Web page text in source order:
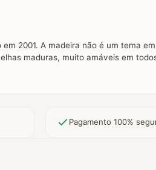
2001. A madeira não é um tema
maduras, muito amáveis em
Pagamento 100%